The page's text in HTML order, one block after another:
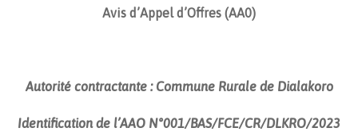
Avis d’Appel d’Offres (AA0)
Autorité contractante : Commune Rurale de Dialakoro
Identification de l’AAO N°001/BAS/FCE/CR/DLKRO/2023